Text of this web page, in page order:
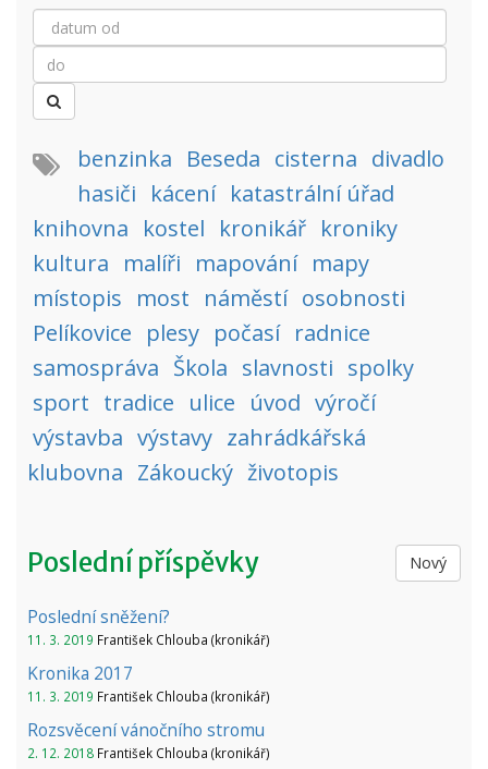
benzinka Beseda cisterna divadlo
hasiči kácení katastrální úřad
knihovna kostel kronikář kroniky
kultura malíři mapování mapy
místopis most náměstí osobnosti
Pelíkovice plesy počasí radnice
samospráva Škola slavnosti spolky
sport tradice ulice úvod výročí
výstavba výstavy zahrádkářská
klubovna Zákoucký životopis
Nový
Poslední příspěvky
Poslední sněžení?
11. 3. 2019 František Chlouba (kronikář)
Kronika 2017
11. 3. 2019 František Chlouba (kronikář)
Rozsvěcení vánočního stromu
2. 12. 2018 František Chlouba (kronikář)